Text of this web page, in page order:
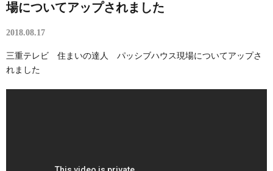
場についてアップされました
2018.08.17
三重テレビ 住まいの達人 パッシブハウス現場についてアップさ
れました